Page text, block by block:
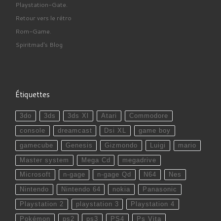
Playstation-Gate.
Retour vers le rétro
Rom-Game.
Spiritmad's Blog
Étiquettes
3do 3ds 3ds Xl Atari Commodore
console dreamcast Dsi XL game boy
gamecube Genesis Gizmondo Luigi mario
Master system Mega Cd megadrive
Microsoft n-gage n-gage Qd N64 Nes
Nintendo Nintendo 64 nokia Panasonic
Playstation 2 playstation 3 Playstation 4
Pokémon ps2 ps3 PS4 Ps Vita